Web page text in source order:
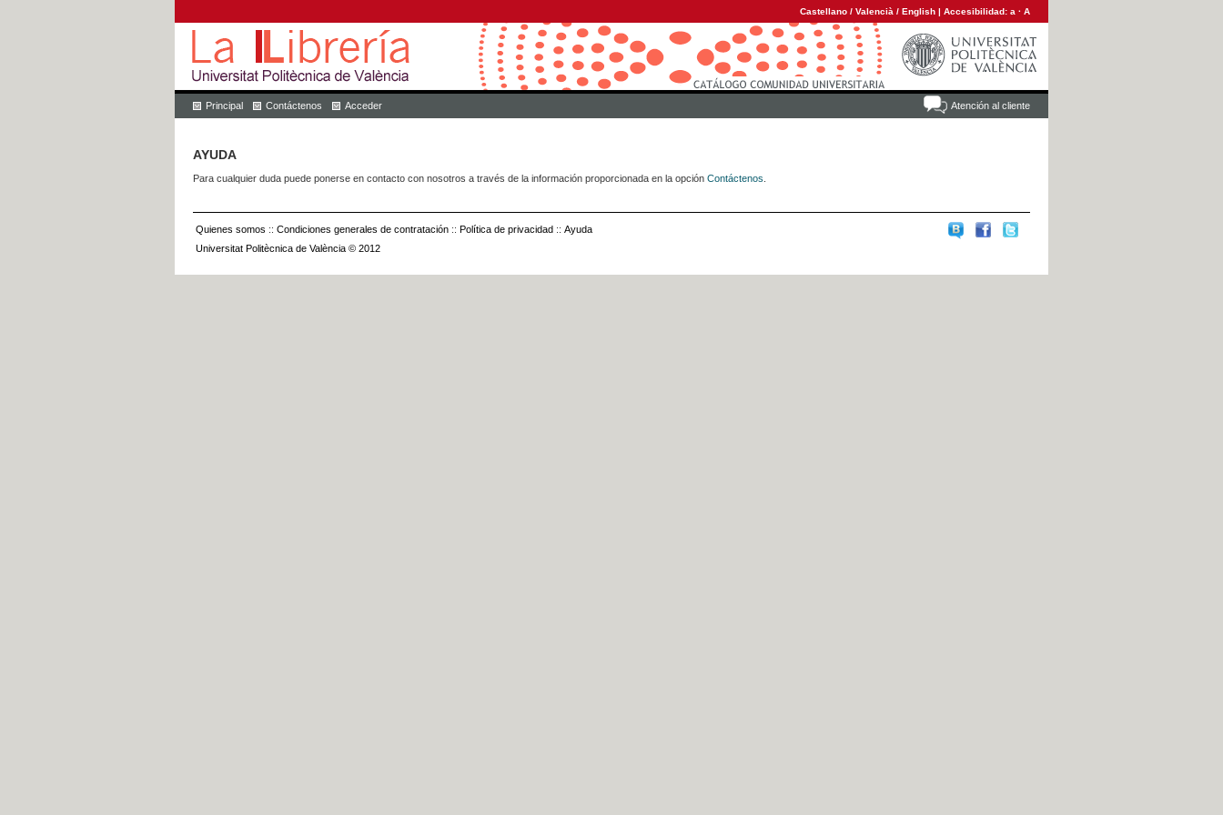
Castellano / Valencià / English | Accesibilidad: a · A
Atención al cliente
Principal Contáctenos Acceder
AYUDA
Para cualquier duda puede ponerse en contacto con nosotros a través de la información proporcionada en la opción Contáctenos
Quienes somos :: Condiciones generales de contratación :: Política de privacidad :: Ayuda
Universitat Politècnica de València © 2012